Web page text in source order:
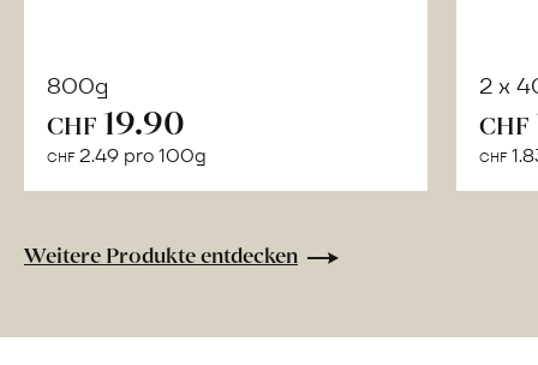
800g
CHF 19.90
CHF 2.49 pro 100g
2 x
CHF
CHF
Weitere Produkte entdecken